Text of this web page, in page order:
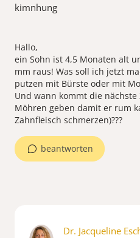
kimnhung
Hallo,
ein Sohn ist 4,5 Monaten alt
mm raus! Was soll ich jetzt
putzen mit Bürste oder mit
Und wann kommt die
Möhren geben damit er rum
Zahnfleisch schmerzen)???
beantworten
Dr. Jacqueline